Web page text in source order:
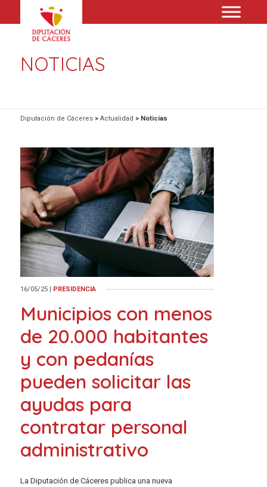
NOTICIAS
Diputación de Cáceres> Actualidad > Noticias
16/05/25 PRESIDENCIA
Municipios con menos
de 20.000 habitantes
y con pedanías
pueden solicitar las
ayudas para
contratar personal
administrativo
La Diputación de Cáceres publica una nueva